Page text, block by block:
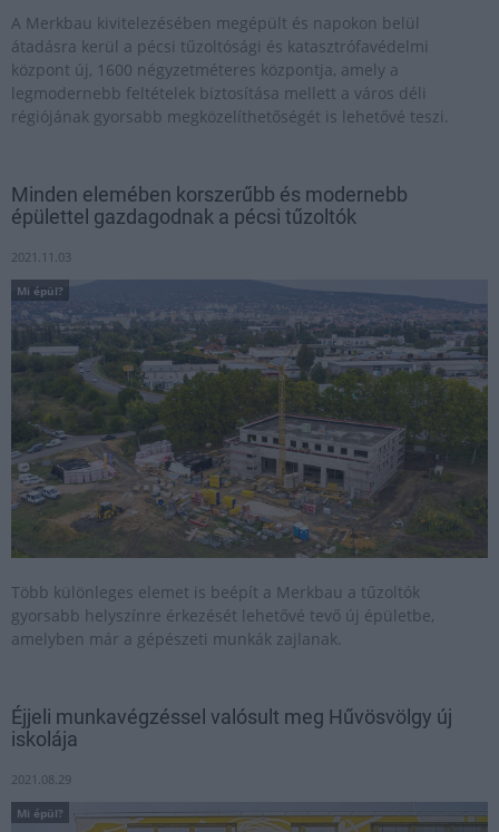
A Merkbau kivitelezésében megépült és napokon belül
átadásra kerül a pécsi tűzoltósági és katasztrófavédelmi
központ új, 1600 négyzetméteres központja, amely a
legmodernebb feltételek biztosítása mellett a város déli
régiójának gyorsabb megközelíthetőségét is lehetővé teszi.
Minden elemében korszerűbb és modernebb
épülettel gazdagodnak a pécsi tűzoltók
2021.11.03
Mi épül?
Több különleges elemet is beépít a Merkbau a tűzoltók
gyorsabb helyszínre érkezését lehetővé tevő új épületbe,
amelyben már a gépészeti munkák zajlanak.
Éjjeli munkavégzéssel valósult meg Hűvösvölgy új
iskolája
2021.08.29
Mi épül?